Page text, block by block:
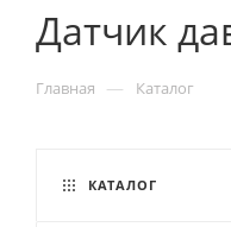
Датчик
Главная — Каталог
КАТАЛОГ